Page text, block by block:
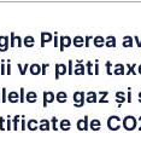
Piperea
vor plăti
pe gaz și
de